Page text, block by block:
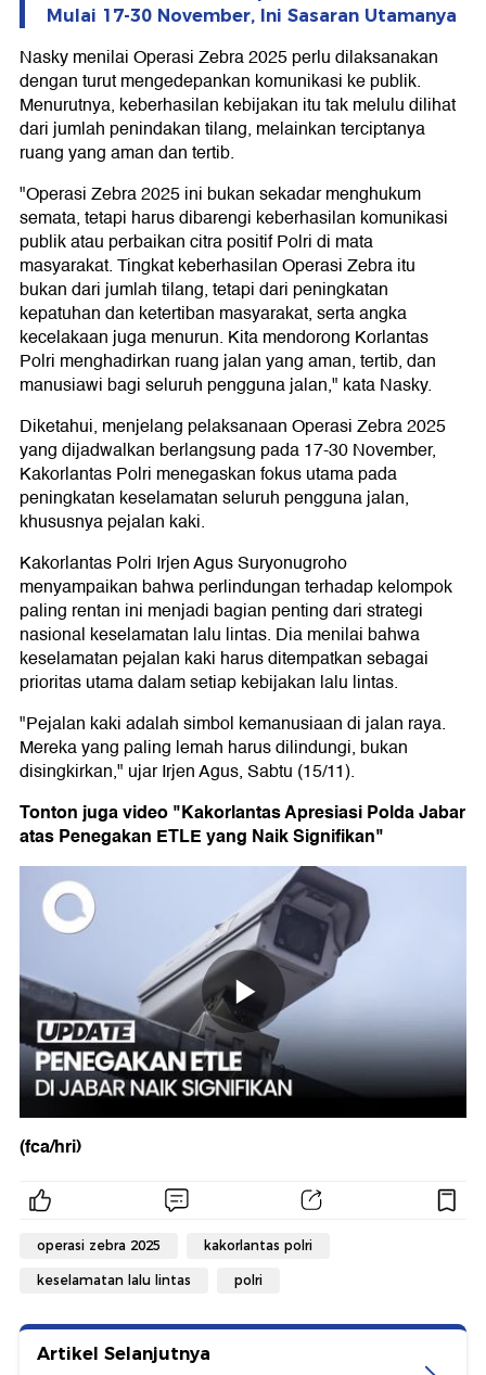
Mulai 17-30 November, Ini Sasaran Utamanya
Nasky menilai Operasi Zebra 2025 perlu dilaksanakan
dengan turut mengedepankan komunikasi ke publik.
Menurutnya, keberhasilan kebijakan itu tak melulu dilihat
dari jumlah penindakan tilang, melainkan terciptanya
ruang yang aman dan tertib.
"Operasi Zebra 2025 ini bukan sekadar menghukum
semata, tetapi harus dibarengi keberhasilan komunikasi
publik atau perbaikan citra positif Polri di mata
masyarakat. Tingkat keberhasilan Operasi Zebra itu
bukan dari jumlah tilang, tetapi dari peningkatan
kepatuhan dan ketertiban masyarakat, serta angka
kecelakaan juga menurun. Kita mendorong Korlantas
Polri menghadirkan ruang jalan yang aman, tertib, dan
manusiawi bagi seluruh pengguna jalan," kata Nasky.
Diketahui, menjelang pelaksanaan Operasi Zebra 2025
yang dijadwalkan berlangsung pada 17-30 November,
Kakorlantas Polri menegaskan fokus utama pada
peningkatan keselamatan seluruh pengguna jalan,
khususnya pejalan kaki.
Kakorlantas Polri Irjen Agus Suryonugroho
menyampaikan bahwa perlindungan terhadap kelompok
paling rentan ini menjadi bagian penting dari strategi
nasional keselamatan lalu lintas. Dia menilai bahwa
keselamatan pejalan kaki harus ditempatkan sebagai
prioritas utama dalam setiap kebijakan lalu lintas.
"Pejalan kaki adalah simbol kemanusiaan di jalan raya.
Mereka yang paling lemah harus dilindungi, bukan
disingkirkan," ujar Irjen Agus, Sabtu (15/11).
Tonton juga video "Kakorlantas Apresiasi Polda Jabar
atas Penegakan ETLE yang Naik Signifikan"
(fca/hri)
operasi zebra 2025 kakorlantas polri
keselamatan lalu lintas polri
Artikel Selanjutnya